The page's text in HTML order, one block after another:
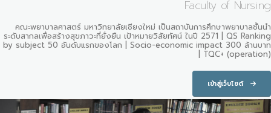
Faculty of Nursing
คณะพยาบาลศาสตร์ มหาวิทยาลัยเชียงใหม่ เป็นสถาบันการศึกษาพยาบาลชั้นนำ
ระดับสากลเพื่อสร้างสุขภาวะที่ยั่งยืน เป้าหมายวิสัยทัศน์ ในปี 2571 | QS Ranking
by subject 50 อันดับแรกของโลก | Socio-economic impact 300 ล้านบาท
| TQC+ (operation)
เข้าสู่เว็บไซต์